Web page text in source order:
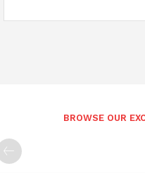
BROWSE OUR